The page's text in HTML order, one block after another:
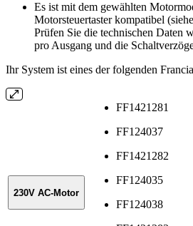
Es ist mit dem gewählten
Motorsteuertaster kompatibel
Prüfen Sie die technischen Daten
pro Ausgang und die
Ihr System ist eines der folgenden
230V AC-Motor
FF1421281
FF124037
FF1421282
FF124035
FF124038